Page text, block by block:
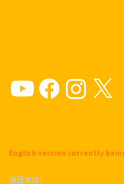
English version currently
当団体は、